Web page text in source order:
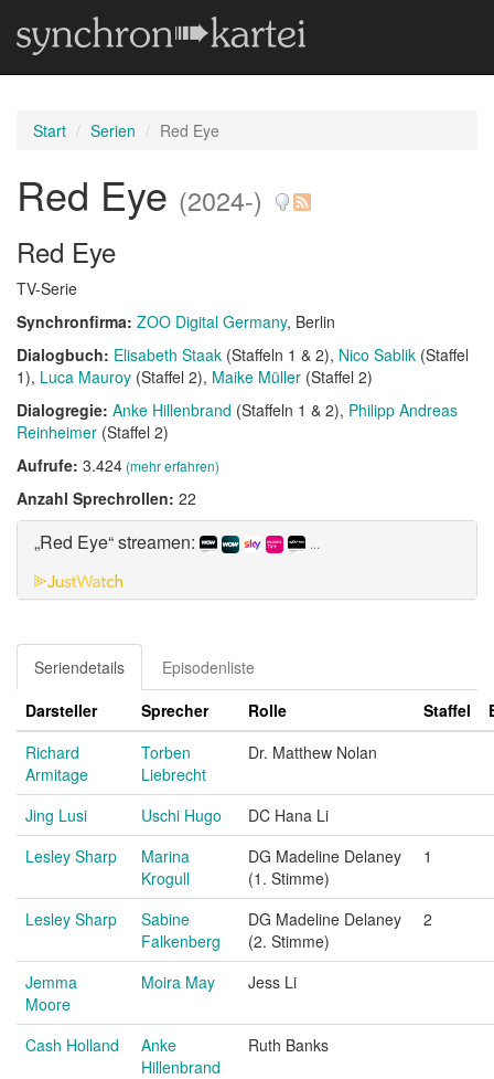
Start Serien Red Eye
Red Eye (2024-)
Red Eye
TV-Serie
Synchronfirma: ZOO Digital Germany, Berlin
Dialogbuch: Elisabeth Staak (Staffeln 1 & 2) Nico Sablik (Staffel
1) Luca Mauroy (Staffel 2) Maike Müller (Staffel 2)
Dialogregie: Anke Hillenbrand (Staffeln 1 & 2) Philipp Andreas
Reinheimer (Staffel 2)
Aufrufe: 3.424(mehr erfahren)
Anzahl Sprechrollen: 22
„Red Eye“ streamen: ...
Seriendetails
Episodenliste
Darsteller
Sprecher Rolle Staffel
Richard
Armitage
Torben
Liebrecht
Dr. Matthew Nolan
Jing Lusi Uschi Hugo
DC Hana Li
Lesley Sharp
Marina
Krogull
DG Madeline Delaney
(1. Stimme)
1
Lesley Sharp
Sabine
Falkenberg
DG Madeline Delaney
(2. Stimme)
2
Jemma
Moore
Moira May Jess Li
Cash Holland
Anke
Hillenbrand
Ruth Banks